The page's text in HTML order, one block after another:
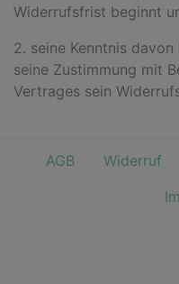
Widerrufsfrist beginnt
2. seine Kenntnis
seine Zustimmung mit
Vertrages sein
AGB Widerruf